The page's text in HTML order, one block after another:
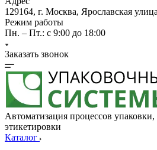
129164, г. Москва, Ярославская
Режим работы
Пн. – Пт.: с 9:00 до 18:00
Заказать звонок
Автоматизация процессов
этикетировки
Каталог